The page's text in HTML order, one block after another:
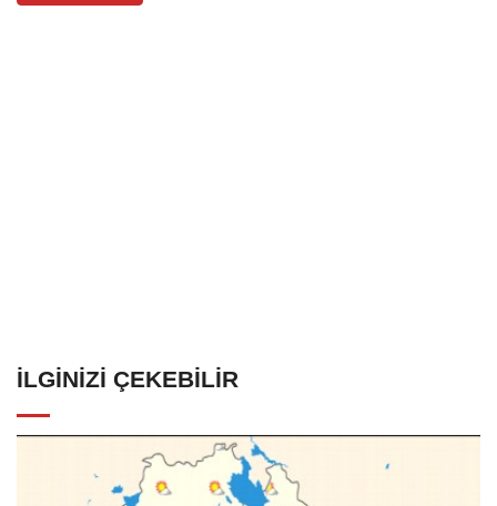
İLGINIZI ÇEKEBILIR